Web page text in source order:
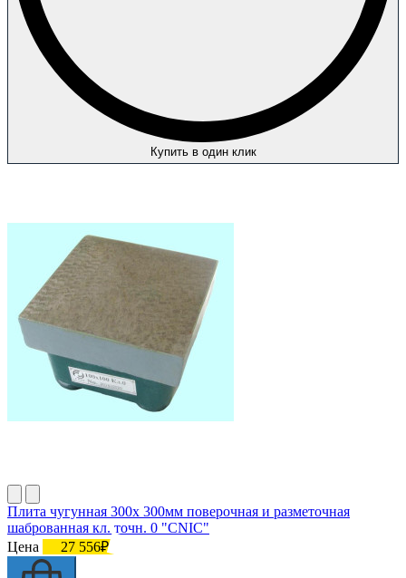
Купить в один клик
Плита чугунная 300х 300мм поверочная и разметочная
шаброванная кл. точн. 0 "CNIC"
Цена
27 556₽